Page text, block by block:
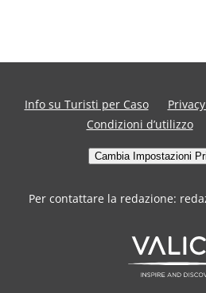
Info su Turisti per Caso
Condizioni d’utilizzo
Cambia Impostazioni
Per contattare la redazione: